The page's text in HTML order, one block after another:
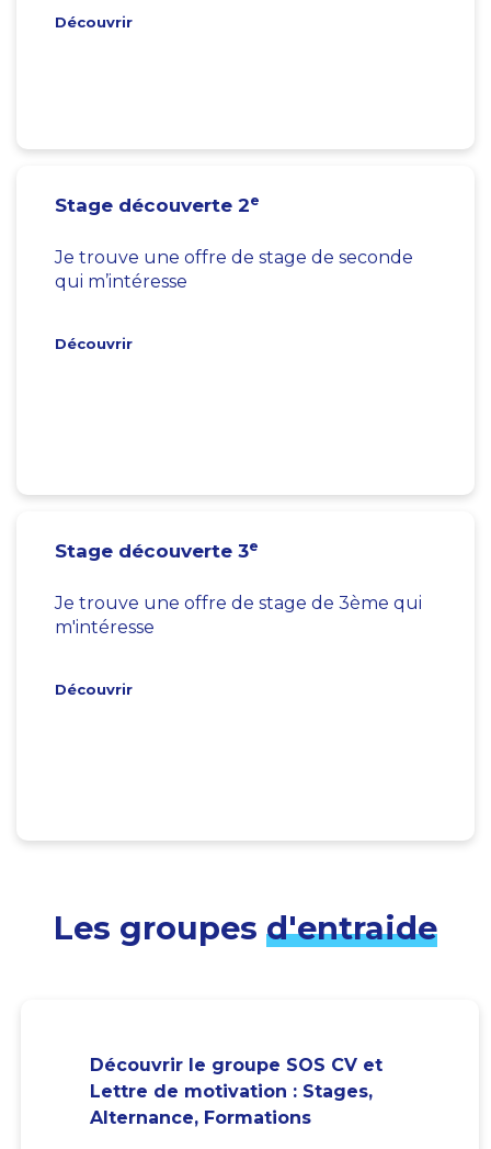
Découvrir
Stage découverte 2e
Je trouve une offre de stage de seconde
qui m’intéresse
Découvrir
Stage découverte 3e
Je trouve une offre de stage de 3ème qui
m'intéresse
Découvrir
Les groupes d'entraide
Découvrir le groupe SOS CV et
Lettre de motivation : Stages,
Alternance, Formations